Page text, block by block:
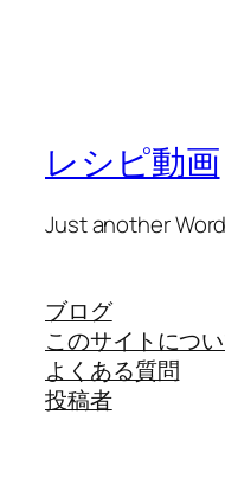
レシピ動画
Just another
ブログ
このサイトにつ
よくある質問
投稿者